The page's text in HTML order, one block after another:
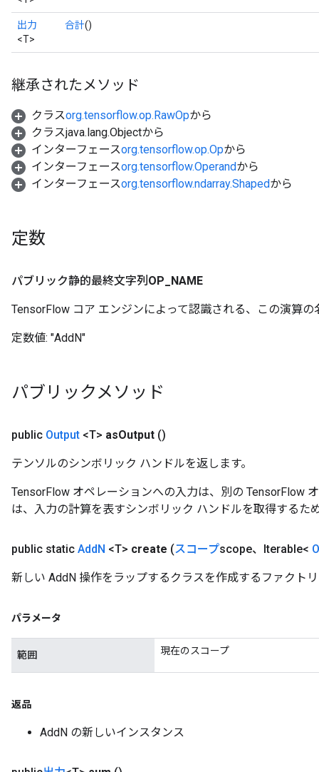
出力
<T>
合計()
継承されたメソッド
クラスorg.tensorflow.op.RawOpから
クラスjava.lang.Objectから
インターフェースorg.tensorflow.op.Opから
インターフェースorg.tensorflow.Operandから
インターフェースorg.tensorflow.ndarray.Shapedから
定数
パブリック静的最終文字列OP NAME
TensorFlow コア エンジンによって認識される、この演算の
定数値: "AddN"
パブリックメソッド
public Output <T> asOutput ()
テンソルのシンボリック ハンドルを返します。
TensorFlow オペレーションへの入力は、別の TensorFlow
は、入力の計算を表すシンボリック ハンドルを取得するた
public static AddN <T> create (スコープscope、Iterable<
新しい AddN 操作をラップするクラスを作成するファクト
パラメータ
範囲 現在のスコープ
返品
AddN の新しいインスタンス